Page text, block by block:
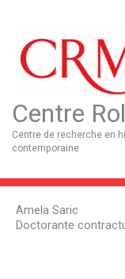
contenu
Centre
Centre de recherche en
contemporaine
Amela Saric
Doctorante